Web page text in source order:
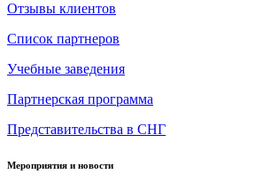
Отзывы клиентов
Список партнеров
Учебные заведения
Партнерская программа
Представительства в СНГ
Мероприятия и новости